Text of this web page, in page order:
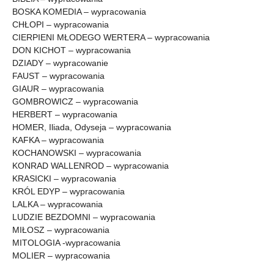
BOSKA KOMEDIA – wypracowania
CHŁOPI – wypracowania
CIERPIENI MŁODEGO WERTERA – wypracowania
DON KICHOT – wypracowania
DZIADY – wypracowanie
FAUST – wypracowania
GIAUR – wypracowania
GOMBROWICZ – wypracowania
HERBERT – wypracowania
HOMER, Iliada, Odyseja – wypracowania
KAFKA – wypracowania
KOCHANOWSKI – wypracowania
KONRAD WALLENROD – wypracowania
KRASICKI – wypracowania
KRÓL EDYP – wypracowania
LALKA – wypracowania
LUDZIE BEZDOMNI – wypracowania
MIŁOSZ – wypracowania
MITOLOGIA -wypracowania
MOLIER – wypracowania